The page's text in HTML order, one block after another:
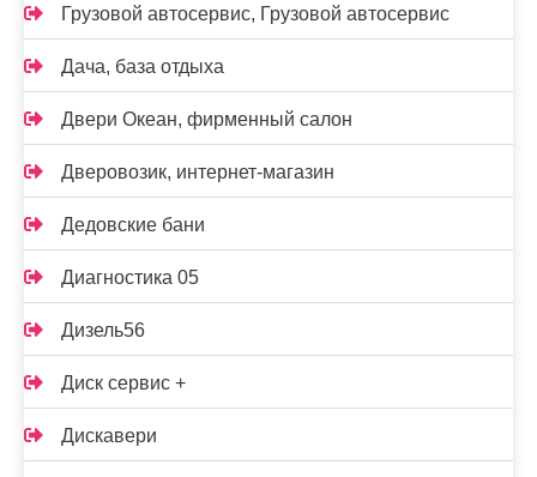
Грузовой автосервис, Грузовой автосервис
Дача, база отдыха
Двери Океан, фирменный салон
Дверовозик, интернет-магазин
Дедовские бани
Диагностика 05
Дизель56
Диск сервис +
Дискавери